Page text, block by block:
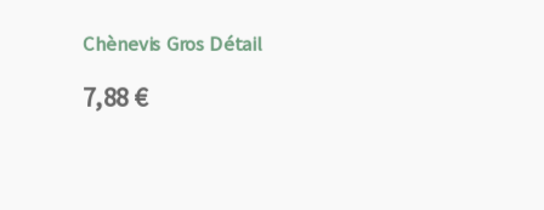
Chènevis Gros Détail
7,88€